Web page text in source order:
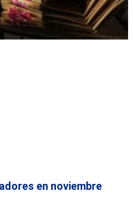
en noviembre